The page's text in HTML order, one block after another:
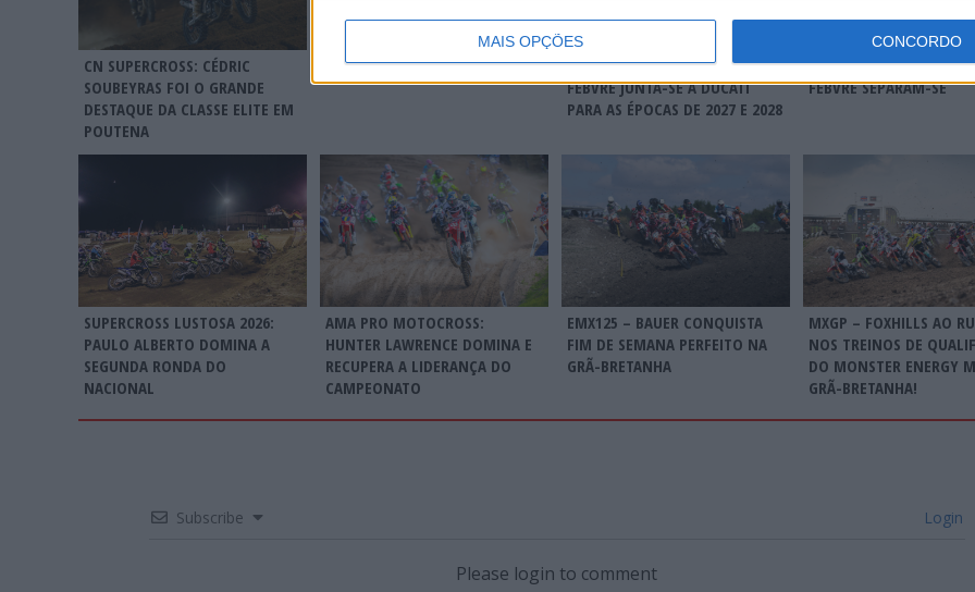
MAIS OPÇÕES CONCORDO
CN SUPERCROSS: CÉDRIC
SOUBEYRAS FOI O GRANDE
DESTAQUE DA CLASSE ELITE EM
POUTENA
MXGP: OFICIAL! ROMAIN
FEBVRE JUNTA-SE À DUCATI
PARA AS ÉPOCAS DE 2027 E 2028
MXGP – KAWASAKI E
FEBVRE SEPARAM-SE
SUPERCROSS LUSTOSA 2026:
PAULO ALBERTO DOMINA A
SEGUNDA RONDA DO
NACIONAL
AMA PRO MOTOCROSS:
HUNTER LAWRENCE DOMINA E
RECUPERA A LIDERANÇA DO
CAMPEONATO
EMX125 – BAUER CONQUISTA
FIM DE SEMANA PERFEITO NA
GRÃ-BRETANHA
MXGP – FOXHILLS AO
NOS TREINOS DE
DO MONSTER ENERGY
GRÃ-BRETANHA!
Subscribe Login
Please login to comment